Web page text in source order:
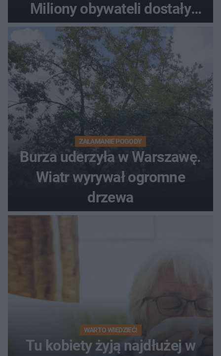
Miliony obywateli dostały
wiadomości z pilnym
ostrzeżeniem
ZAŁAMANIE POGODY
Burza uderzyła w Warszawę.
Wiatr wyrywał ogromne
drzewa
WARTO WIEDZIEĆ!
Tu kobiety żyją najdłużej w